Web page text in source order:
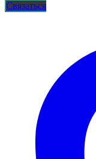
Связаться